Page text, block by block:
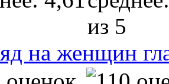
на женщин